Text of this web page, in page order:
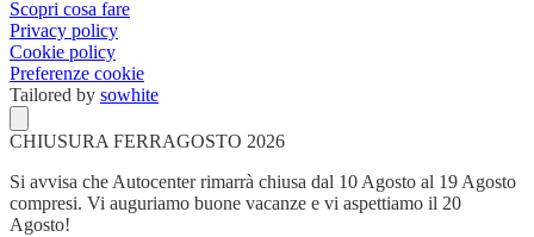
Scopri cosa fare
Privacy policy
Cookie policy
Preferenze cookie
Tailored by sowhite
CHIUSURA FERRAGOSTO 2026
Si avvisa che Autocenter rimarrà chiusa dal 10 Agosto al 19 Agosto
compresi. Vi auguriamo buone vacanze e vi aspettiamo il 20
Agosto!